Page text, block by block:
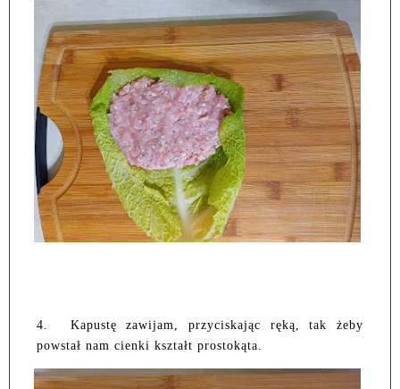
4.
Kapustę zawijam, przyciskając ręką, tak żeby
powstał nam cienki kształt prostokąta.